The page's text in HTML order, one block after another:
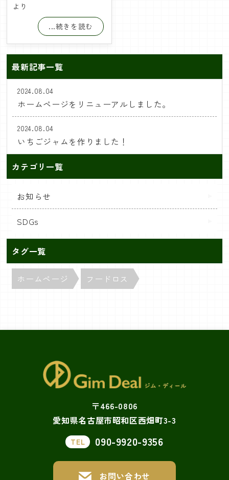
より
...続きを読む
最新記事一覧
2024.08.04
ホームページをリニューアルしました。
2024.08.04
いちごジャムを作りました！
カテゴリ一覧
お知らせ
SDGs
タグ一覧
ホームページ フードロス
〒466-0806
愛知県名古屋市昭和区西畑町3-3
TEL 090-9920-9356
お問い合わせ